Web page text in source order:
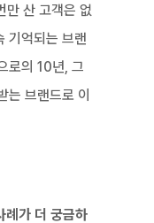
만 산 고객은 없
기억되는 브랜
로의 10년, 그
는 브랜드로 이
례가 더 궁금하